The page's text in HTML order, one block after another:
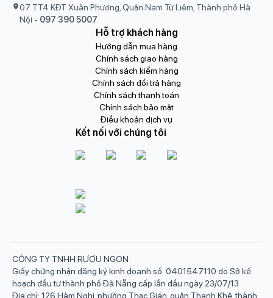
07 TT4 KĐT Xuân Phương, Quận Nam Từ Liêm, Thành phố Hà
Nội - 097 390 5007
Hỗ trợ khách hàng
Hướng dẫn mua hàng
Chính sách giao hàng
Chính sách kiểm hàng
Chính sách đổi trả hàng
Chính sách thanh toán
Chính sách bảo mật
Điều khoản dịch vụ
Kết nối với chúng tôi
CÔNG TY TNHH RƯỢU NGON
Giấy chứng nhận đăng ký kinh doanh số: 0401547110 do Sở kế
hoạch đầu tư thành phố Đà Nẵng cấp lần đầu ngày 23/07/13
Địa chỉ: 126 Hàm Nghi, phường Thạc Gián, quận Thanh Khê, thành